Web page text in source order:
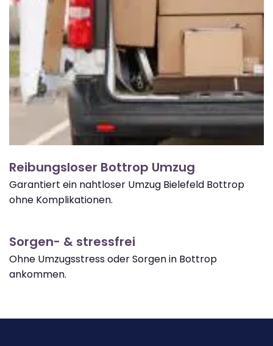
Reibungsloser Bottrop Umzug
Garantiert ein nahtloser Umzug Bielefeld Bottrop
ohne Komplikationen.
Sorgen- & stressfrei
Ohne Umzugsstress oder Sorgen in Bottrop
ankommen.